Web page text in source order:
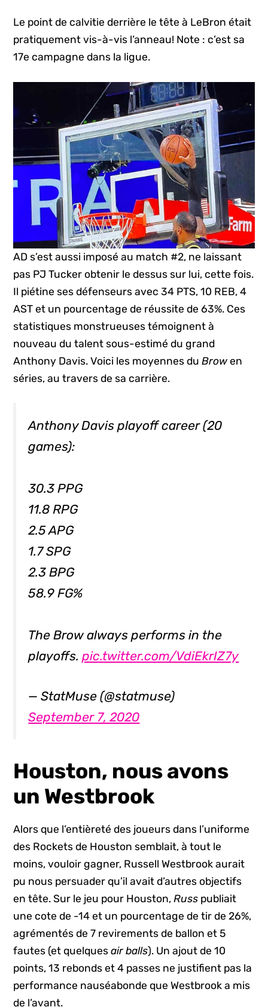
Le point de calvitie derrière le tête à LeBron était
pratiquement vis-à-vis l’anneau! Note : c’est sa
17e campagne dans la ligue.
AD s’est aussi imposé au match #2, ne laissant
pas PJ Tucker obtenir le dessus sur lui, cette fois.
Il piétine ses défenseurs avec 34 PTS, 10 REB, 4
AST et un pourcentage de réussite de 63%. Ces
statistiques monstrueuses témoignent à
nouveau du talent sous-estimé du grand
Anthony Davis. Voici les moyennes duBrowen
séries, au travers de sa carrière.
Anthony Davis playoff career (20
games):
30.3 PPG
11.8 RPG
2.5 APG
1.7 SPG
2.3 BPG
58.9 FG%
The Brow always performs in the
playoffs.pic.twitter.com/VdiEkrIZ7y
— StatMuse (@statmuse)
September 7, 2020
Houston, nous avons
un Westbrook
Alors que l’entièreté des joueurs dans l’uniforme
des Rockets de Houston semblait, à tout le
moins, vouloir gagner, Russell Westbrook aurait
pu nous persuader qu’il avait d’autres objectifs
en tête. Sur le jeu pour Houston, Russ publiait
une cote de -14 et un pourcentage de tir de 26%,
agrémentés de 7 revirements de ballon et 5
fautes (et quelquesair balls). Un ajout de 10
points, 13 rebonds et 4 passes ne justifient pas la
performance nauséabonde que Westbrook a mis
de l’avant.